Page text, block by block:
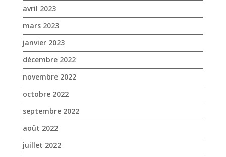
avril 2023
mars 2023
janvier 2023
décembre 2022
novembre 2022
octobre 2022
septembre 2022
août 2022
juillet 2022